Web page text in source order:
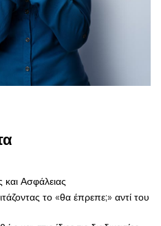
και Ασφάλειας
το «θα έπρεπε;» αντί του